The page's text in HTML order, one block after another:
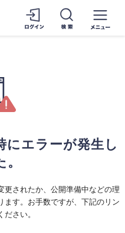
にエラーが発生し
更されたか、公開準備中などの理
ます。お手数ですが、下記のリン
さい。